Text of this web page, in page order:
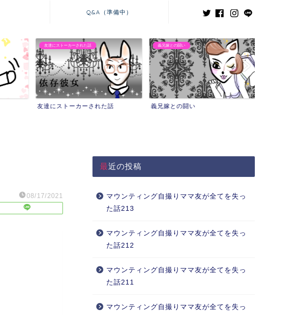
Q&A（準備中）
友達にストーカーされた話
友達にストーカーされた話
義兄嫁との闘い
義兄嫁との闘い
08/17/2021
最近の投稿
マウンティング自撮りママ友が全てを失っ
た話213
マウンティング自撮りママ友が全てを失っ
た話212
マウンティング自撮りママ友が全てを失っ
た話211
マウンティング自撮りママ友が全てを失っ